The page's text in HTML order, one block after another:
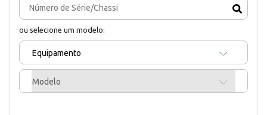
ou selecione um modelo:
Equipamento
Modelo